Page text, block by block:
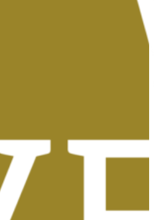
Títulos y Certificados